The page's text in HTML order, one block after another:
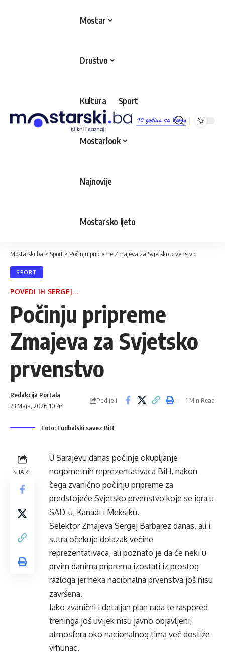
10 godina sa Vama
Mostar
Društvo
Kultura Sport
Mostarlook
Najnovije
Mostarsko ljeto
Mostarski.ba > Sport > Počinju pripreme Zmajeva za Svjetsko prvenstvo
SPORT
POVEDI IH SERGEJ...
Počinju pripreme
Zmajeva za Svjetsko
prvenstvo
23 Maja, 2026 10:44
Redakcija Portala
Podijeli 1 Min Read
Foto: Fudbalski savez BiH
SHARE
U Sarajevu danas počinje okupljanje
nogometnih reprezentativaca BiH, nakon
čega zvanično počinju pripreme za
predstojeće Svjetsko prvenstvo koje se igra u
SAD-u, Kanadi i Meksiku.
Selektor Zmajeva Sergej Barbarez danas, ali i
sutra očekuje dolazak većine
reprezentativaca, ali poznato je da će neki u
prvim danima priprema izostati iz prostog
razloga jer neka nacionalna prvenstva još nisu
završena.
Iako zvanični i detaljan plan rada te raspored
treninga još uvijek nisu javno objavljeni,
atmosfera oko nacionalnog tima već dostiže
vrhunac.